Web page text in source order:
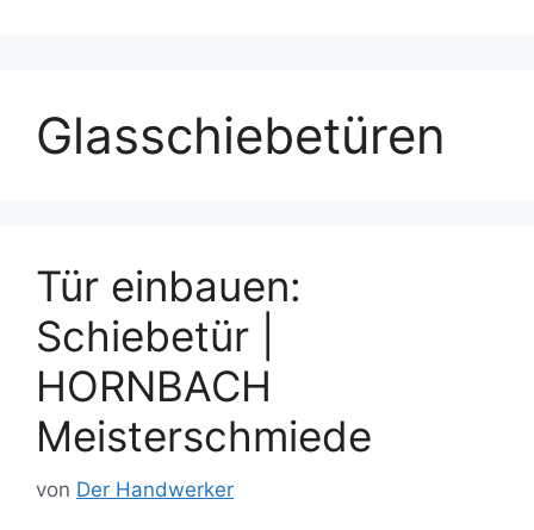
Glasschiebetüren
Tür einbauen:
Schiebetür |
HORNBACH
Meisterschmiede
von Der Handwerker